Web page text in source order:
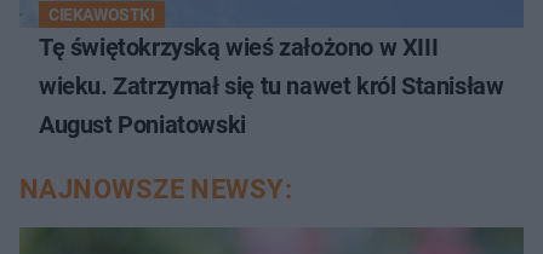
CIEKAWOSTKI
Tę świętokrzyską wieś założono w XIII
wieku. Zatrzymał się tu nawet król Stanisław
August Poniatowski
NAJNOWSZE NEWSY: